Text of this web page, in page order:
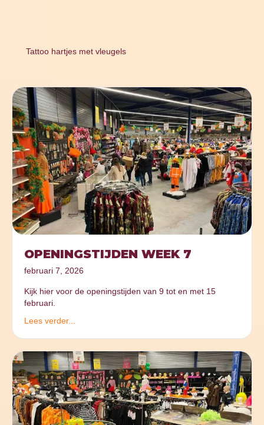
Tattoo hartjes met vleugels
OPENINGSTIJDEN WEEK 7
februari 7, 2026
Kijk hier voor de openingstijden van 9 tot en met 15
februari.
Lees verder...